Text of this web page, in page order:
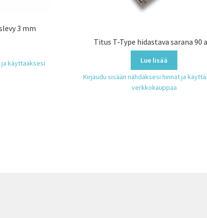
3 mm
ja käyttääksesi
Titus T-Type hidastava sarana 90
Lue lisää
Kirjaudu sisään nähdäksesi hinnat ja
verkkokauppaa